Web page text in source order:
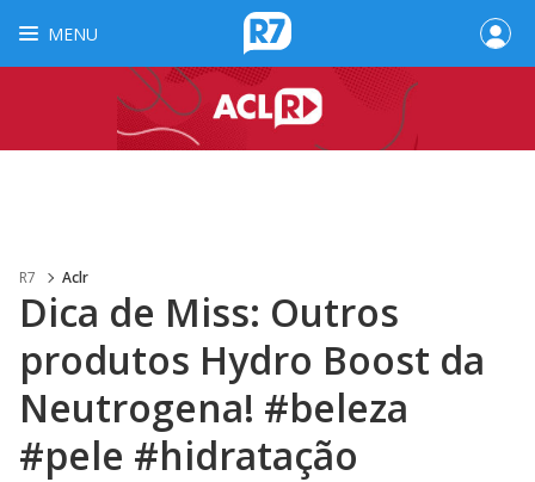
MENU
R7 Aclr
Dica de Miss: Outros
produtos Hydro Boost da
Neutrogena! #beleza
#pele #hidratação